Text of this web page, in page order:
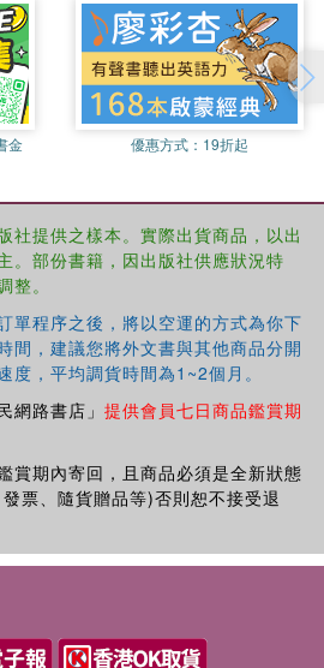
金 優惠方式： 19折起
社提供之樣本。實際出貨商品，以出
。部份書籍，因出版社供應狀況特
。
單程序之後，將以空運的方式為你下
間，建議您將外文書與其他商品分開
度，平均調貨時間為1~2個月。
網路書店」 提供會員七日商品鑑賞期
賞期內寄回，且商品必須是全新狀態
票、隨貨贈品等)否則恕不接受退